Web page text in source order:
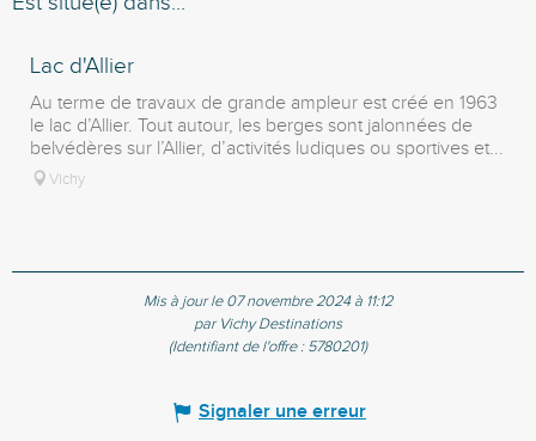
Lac d'Allier
Au terme de travaux de grande ampleur est créé en 1963
le lac d’Allier. Tout autour, les berges sont jalonnées de
belvédères sur l’Allier, d’activités ludiques ou sportives et...
Vichy
Mis à jour le 07 novembre 2024 à 11:12
par Vichy Destinations
(Identifiant de l'offre : 5780201)
Signaler une erreur